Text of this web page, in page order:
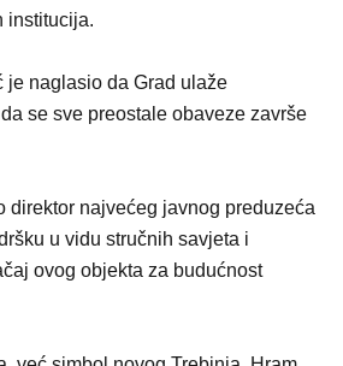
institucija.
je naglasio da Grad ulaže
se sve preostale obaveze završe
direktor najvećeg javnog preduzeća
u vidu stručnih savjeta i
ovog objekta za budućnost